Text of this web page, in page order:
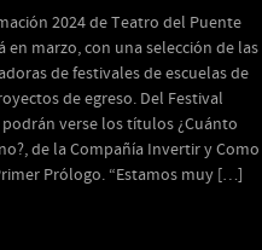
2024 de Teatro del Puente
en marzo, con una selección de las
de festivales de escuelas de
de egreso. Del Festival
podrán verse los títulos ¿Cuánto
de la Compañía Invertir y Como
Prólogo. “Estamos muy […]